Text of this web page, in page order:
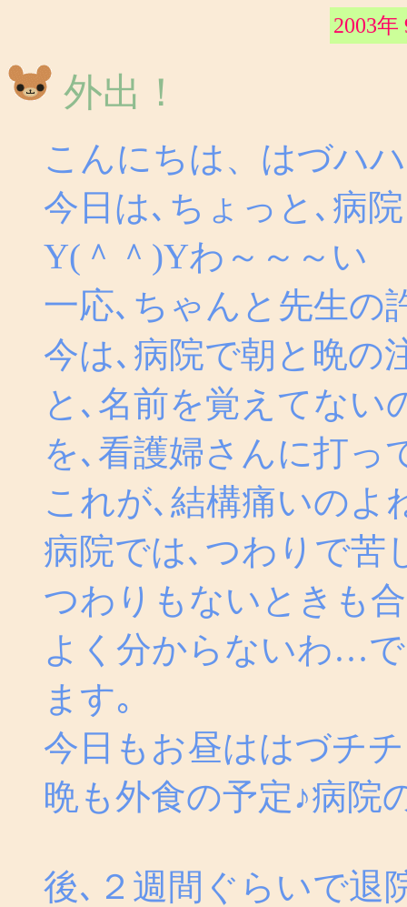
2003年
外出！
こんにちは、はづハ
今日は､ちょっと､病
Y(＾＾)Yわ～～～い
一応､ちゃんと先生の
今は､病院で朝と晩の
と､名前を覚えてない
を､看護婦さんに打っ
これが､結構痛いのよ
病院では､つわりで苦
つわりもないときも
よく分からないわ…
ます｡
今日もお昼ははづチ
晩も外食の予定♪病
後､２週間ぐらいで退